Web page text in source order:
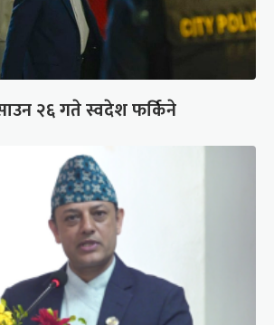
२६ गते स्वदेश फर्किने